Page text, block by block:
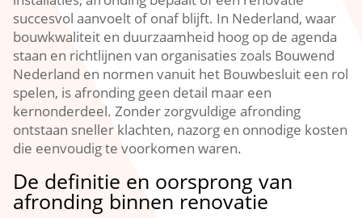
succesvol aanvoelt of onaf blijft.​ In Nederland, waar
bouwkwaliteit en duurzaamheid hoog op de agenda
staan en richtlijnen van organisaties zoals Bouwend
Nederland en normen vanuit het Bouwbesluit een rol
spelen, is afronding geen detail maar een
kernonderdeel.​ Zonder zorgvuldige afronding
ontstaan sneller klachten, nazorg en onnodige kosten
die eenvoudig te voorkomen waren.​
De definitie en oorsprong van
afronding binnen renovatie